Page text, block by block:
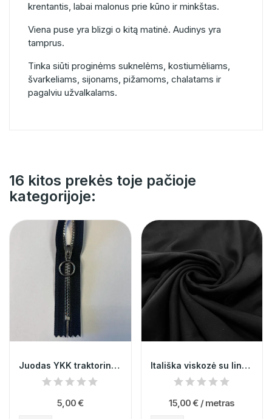
krentantis, labai malonus prie kūno ir minkštas.
Viena puse yra blizgi o kitą matinė. Audinys yra
tamprus.
Tinka siūti proginėms suknelėms, kostiumėliams,
švarkeliams, sijonams, pižamoms, chalatams ir
pagalviu užvalkalams.
16 kitos prekės toje pačioje
kategorijoje:
Juodas YKK traktorinis užtrauktukas nr. 5,...
5,00 €
Itališka viskozė su linu ir medvilnė juodos...
15,00 € / metras